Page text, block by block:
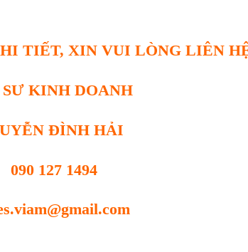
TIẾT, XIN VUI LÒNG LIÊN
KINH DOANH
ĐÌNH HẢI
090 127 1494